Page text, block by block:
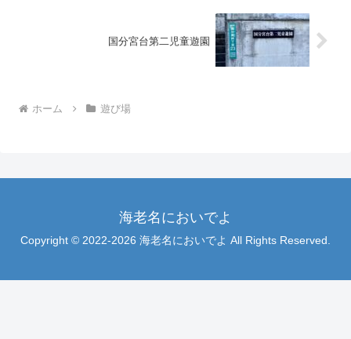
国分宮台第二児童遊園
ホーム 遊び場
海老名においでよ
Copyright © 2022-2026 海老名においでよ All Rights Reserved.